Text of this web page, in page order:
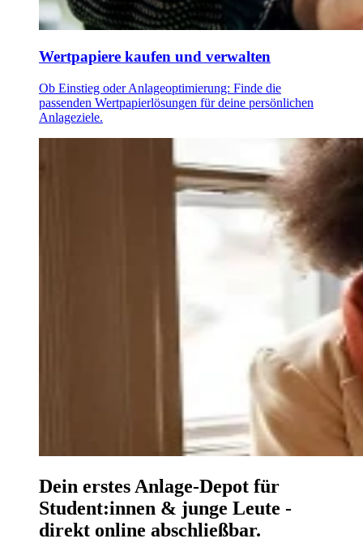
Wertpapiere kaufen und verwalten
Ob Einstieg oder Anlageoptimierung: Finde die
passenden Wertpapierlösungen für deine persönlichen
Anlageziele.
Dein erstes Anlage-Depot für
Student:innen & junge Leute -
direkt online abschließbar.